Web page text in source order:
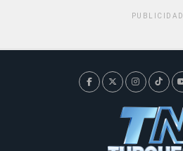
PUBLICIDAD